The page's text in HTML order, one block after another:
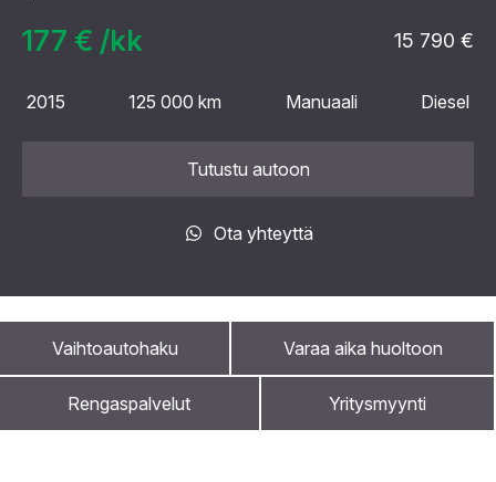
Vaihtoautohaku Varaa aika huoltoon
Rengaspalvelut Yritysmyynti
177 € /kk 15 790 €
2015 125 000 km Manuaali Diesel
Tutustu autoon
Ota yhteyttä